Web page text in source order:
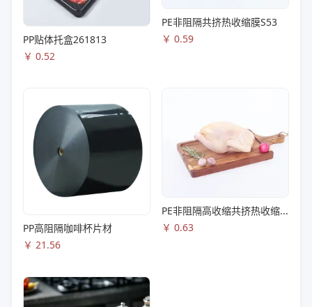
PP贴体托盒261813
￥ 0.52
PE非阻隔共挤热收缩膜S53
￥ 0.59
PP高阻隔咖啡杯片材
￥ 21.56
PE非阻隔高收缩共挤热收缩膜S83
￥ 0.63